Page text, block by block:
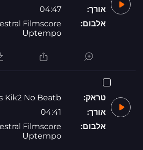
אורך:
04:47
אלבום:
Filmscore
Uptempo
טראק:
Kik2 No Beatb
אורך:
04:41
אלבום:
Filmscore
Uptempo